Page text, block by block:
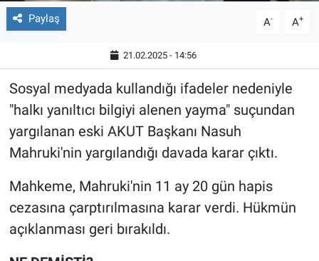
Paylaş A- A+
21.02.2025 - 14:56
Sosyal medyada kullandığı ifadeler nedeniyle
"halkı yanıltıcı bilgiyi alenen yayma" suçundan
yargılanan eski AKUT Başkanı Nasuh
Mahruki'nin yargılandığı davada karar çıktı.
Mahkeme, Mahruki'nin 11 ay 20 gün hapis
cezasına çarptırılmasına karar verdi. Hükmün
açıklanması geri bırakıldı.